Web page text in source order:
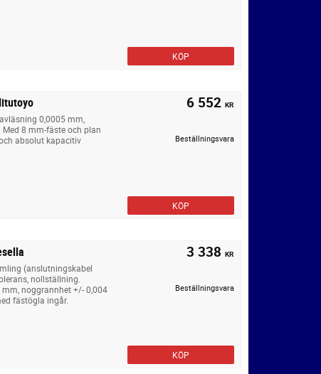
KÖP
0,0005 mm,
8 mm-fäste och plan
absolut kapacitiv
6 552 KR
Beställningsvara
KÖP
(anslutningskabel
nollställning.
noggrannhet +/- 0,004
fästögla ingår.
3 338 KR
Beställningsvara
KÖP